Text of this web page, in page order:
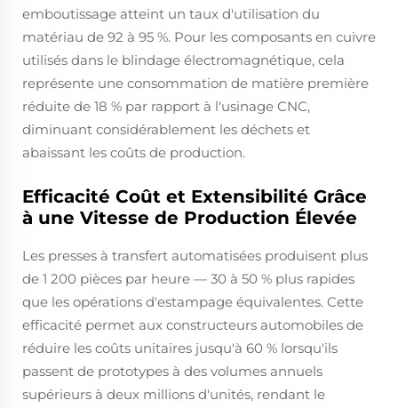
emboutissage atteint un taux d'utilisation du
matériau de 92 à 95 %. Pour les composants en cuivre
utilisés dans le blindage électromagnétique, cela
représente une consommation de matière première
réduite de 18 % par rapport à l'usinage CNC,
diminuant considérablement les déchets et
abaissant les coûts de production.
Efficacité Coût et Extensibilité Grâce
à une Vitesse de Production Élevée
Les presses à transfert automatisées produisent plus
de 1 200 pièces par heure — 30 à 50 % plus rapides
que les opérations d'estampage équivalentes. Cette
efficacité permet aux constructeurs automobiles de
réduire les coûts unitaires jusqu'à 60 % lorsqu'ils
passent de prototypes à des volumes annuels
supérieurs à deux millions d'unités, rendant le